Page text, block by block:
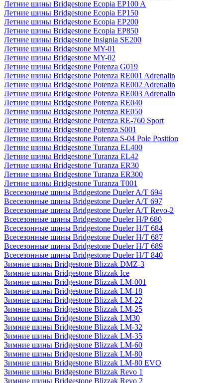
Летние шины Bridgestone Ecopia EP100 A
Летние шины Bridgestone Ecopia EP150
Летние шины Bridgestone Ecopia EP200
Летние шины Bridgestone Ecopia EP850
Летние шины Bridgestone Insignia SE200
Летние шины Bridgestone MY-01
Летние шины Bridgestone MY-02
Летние шины Bridgestone Potenza G019
Летние шины Bridgestone Potenza RE001 Adrenalin
Летние шины Bridgestone Potenza RE002 Adrenalin
Летние шины Bridgestone Potenza RE003 Adrenalin
Летние шины Bridgestone Potenza RE040
Летние шины Bridgestone Potenza RE050
Летние шины Bridgestone Potenza RE-760 Sport
Летние шины Bridgestone Potenza S001
Летние шины Bridgestone Potenza S-04 Pole Position
Летние шины Bridgestone Turanza EL400
Летние шины Bridgestone Turanza EL42
Летние шины Bridgestone Turanza ER30
Летние шины Bridgestone Turanza ER300
Летние шины Bridgestone Turanza T001
Всесезонные шины Bridgestone Dueler A/T 694
Всесезонные шины Bridgestone Dueler A/T 697
Всесезонные шины Bridgestone Dueler A/T Revo-2
Всесезонные шины Bridgestone Dueler H/P 680
Всесезонные шины Bridgestone Dueler H/T 684
Всесезонные шины Bridgestone Dueler H/T 687
Всесезонные шины Bridgestone Dueler H/T 689
Всесезонные шины Bridgestone Dueler H/T 840
Зимние шины Bridgestone Blizzak DMZ-3
Зимние шины Bridgestone Blizzak Ice
Зимние шины Bridgestone Blizzak LM-001
Зимние шины Bridgestone Blizzak LM-18
Зимние шины Bridgestone Blizzak LM-22
Зимние шины Bridgestone Blizzak LM-25
Зимние шины Bridgestone Blizzak LM30
Зимние шины Bridgestone Blizzak LM-32
Зимние шины Bridgestone Blizzak LM-35
Зимние шины Bridgestone Blizzak LM-60
Зимние шины Bridgestone Blizzak LM-80
Зимние шины Bridgestone Blizzak LM-80 EVO
Зимние шины Bridgestone Blizzak Revo 1
Зимние шины Bridgestone Blizzak Revo 2